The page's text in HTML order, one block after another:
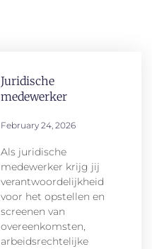
Juridische
medewerker
February 24, 2026
Als juridische
medewerker krijg jij
verantwoordelijkheid
voor het opstellen en
screenen van
overeenkomsten,
arbeidsrechtelijke